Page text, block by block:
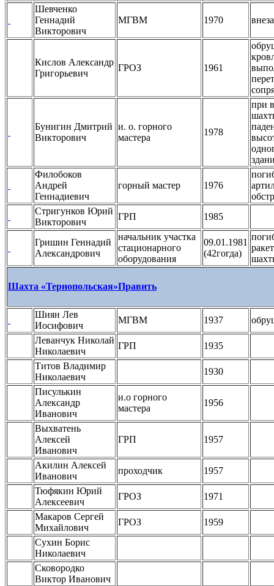
Шевченко
Геннадий
Викторович
МГВМ 1970
Кислов Александр
Григорьевич
ГРОЗ 1961
Бунигин Дмитрий
Викторович
и. о. горного
мастера
1978
при
Филобоков
Андрей
Геннадиевич
горный мастер 1976
Стригунков Юрий
Викторович
ГРП 1985
Гришин Геннадий
Александрович
начальник участка
стационарного
оборудования
09.01.1981
(42гогда)
Шахта «Тернопольская»Править
Шиян Лев
Иосифович
МГВМ 1937
Леванчук Николай
Николаевич
ГРП
1935
Титов Владимир
Николаевич
1930
Писулькин
Александр
Иванович
и.о горного
мастера
1956
Выхватень
Алексей
Иванович
ГРП 1957
Акилин Алексей
Иванович
проходчик
1957
Тюфякин Юрий
Алексеевич
ГРОЗ
1971
Макаров Сергей
Михайлович
ГРОЗ
1959
Сухин Борис
Николаевич
Сковородко
Виктор Иванович